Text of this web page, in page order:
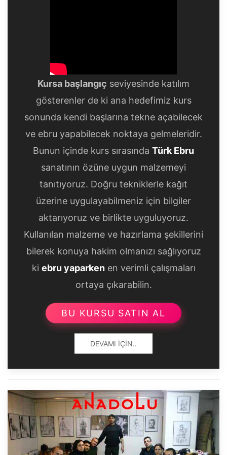
Kursa başlangıç seviyesinde katılım
gösterenler de ki ana hedefimiz kurs
sonunda kendi başlarına tekne açabilecek
ve ebru yapabilecek noktaya gelmeleridir.
Bunun içinde kurs sırasında Türk Ebru
sanatının özüne uygun malzemeyi
tanıtıyoruz. Doğru tekniklerle kağıt
üzerine uygulayabilmeniz için bilgiler
aktarıyoruz ve birlikte uyguluyoruz.
Kullanılan malzeme ve hazırlama şekillerini
bilerek konuya hakim olmanızı sağlıyoruz
ki ebru yaparkenen verimli çalışmaları
ortaya çıkarabilin.
BU KURSU SATIN AL
DEVAMI İÇIN..